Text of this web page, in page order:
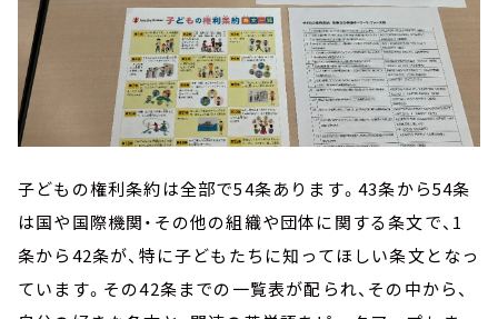
子どもの権利条約は全部で54条あります。43条から54条
は国や国際機関・その他の組織や団体に関する条文で、1
条から42条が、特に子どもたちに知ってほしい条文となっ
ています。その42条までの一覧表が配られ、その中から、